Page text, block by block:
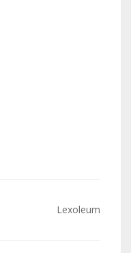
Lexoleum